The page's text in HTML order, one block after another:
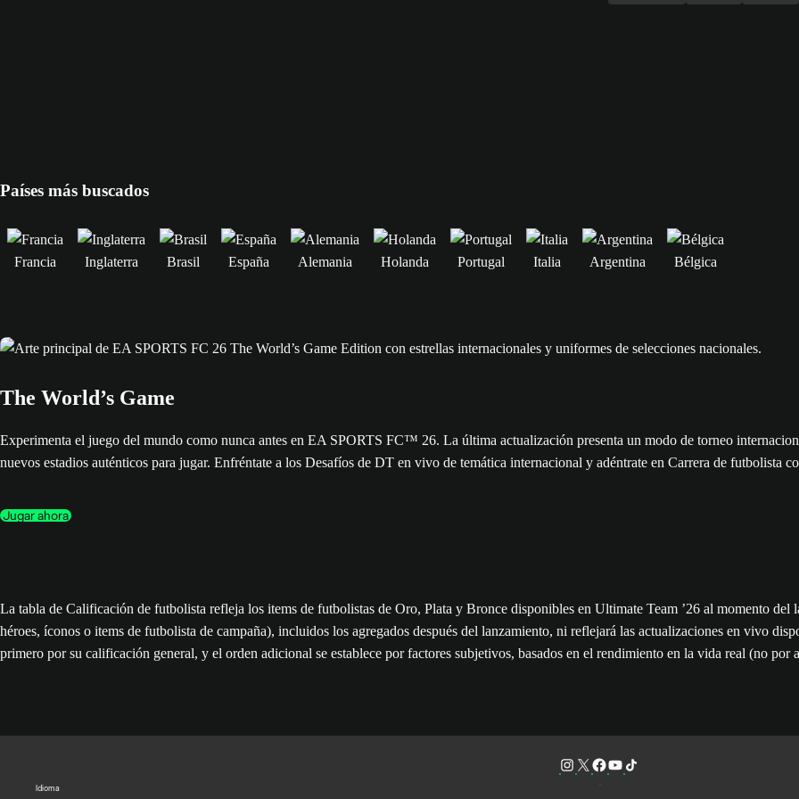
Países más buscados
Francia Inglaterra Brasil España Alemania Holanda Portugal Italia Argentina Bélgica
The World’s Game
Experimenta el juego del mundo como nunca antes en EA SPORTS FC™ 26. La última actualización presenta un modo de torneo
nuevos estadios auténticos para jugar. Enfréntate a los Desafíos de DT en vivo de temática internacional y adéntrate en Carrera de futbolista
Jugar ahora
La tabla de Calificación de futbolista refleja los items de futbolistas de Oro, Plata y Bronce disponibles en Ultimate Team ’26 al momento
héroes, íconos o items de futbolista de campaña), incluidos los agregados después del lanzamiento, ni reflejará las actualizaciones en vivo
primero por su calificación general, y el orden adicional se establece por factores subjetivos, basados en el rendimiento en la vida real (no por
Idioma